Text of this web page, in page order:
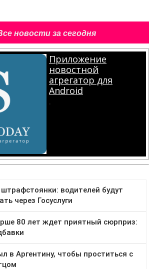
новости за сегодня
Приложение
новостной
агрегатор для
Android
.